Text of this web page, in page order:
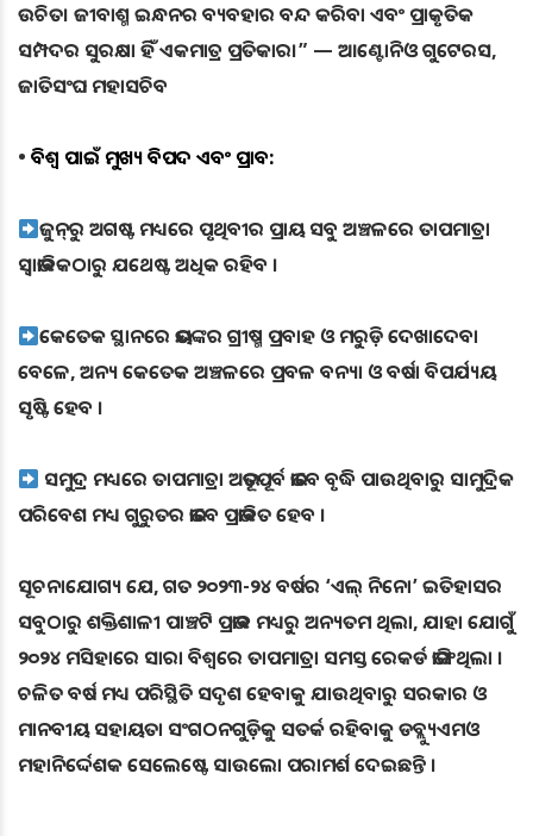
ଉଚିତ। ଜୀବାଶ୍ମ ଇନ୍ଧନର ବ୍ୟବହାର ବନ୍ଦ କରିବା ଏବଂ ପ୍ରାକୃତିକ
ସମ୍ପଦର ସୁରକ୍ଷା ହିଁ ଏକମାତ୍ର ପ୍ରତିକାର।” — ଆଣ୍ଟୋନିଓ ଗୁଟେରସ,
ଜାତିସଂଘ ମହାସଚିବ
• ବିଶ୍ୱ ପାଇଁ ମୁଖ୍ୟ ବିପଦ ଏବଂ ପ୍ରଭାବ:
ଜୁନ୍‌ରୁ ଅଗଷ୍ଟ ମଧ୍ୟରେ ପୃଥିବୀର ପ୍ରାୟ ସବୁ ଅଞ୍ଚଳରେ ତାପମାତ୍ରା
ସ୍ବାଭାବିକଠାରୁ ଯଥେଷ୍ଟ ଅଧିକ ରହିବ ।
କେତେକ ସ୍ଥାନରେ ଭୟଙ୍କର ଗ୍ରୀଷ୍ମ ପ୍ରବାହ ଓ ମରୁଡ଼ି ଦେଖାଦେବା
ବେଳେ, ଅନ୍ୟ କେତେକ ଅଞ୍ଚଳରେ ପ୍ରବଳ ବନ୍ୟା ଓ ବର୍ଷା ବିପର୍ଯ୍ୟୟ
ସୃଷ୍ଟି ହେବ ।
ସମୁଦ୍ର ମଧ୍ୟରେ ତାପମାତ୍ରା ଅଭୂତପୂର୍ବ ଭାବେ ବୃଦ୍ଧି ପାଉଥିବାରୁ ସାମୁଦ୍ରିକ
ପରିବେଶ ମଧ୍ୟ ଗୁରୁତର ଭାବେ ପ୍ରଭାବିତ ହେବ ।
ସୂଚନାଯୋଗ୍ୟ ଯେ, ଗତ ୨୦୨୩-୨୪ ବର୍ଷର ‘ଏଲ୍ ନିନୋ’ ଇତିହାସର
ସବୁଠାରୁ ଶକ୍ତିଶାଳୀ ପାଞ୍ଚଟି ପ୍ରଭାବ ମଧ୍ୟରୁ ଅନ୍ୟତମ ଥିଲା, ଯାହା ଯୋଗୁଁ
୨୦୨୪ ମସିହାରେ ସାରା ବିଶ୍ୱରେ ତାପମାତ୍ରା ସମସ୍ତ ରେକର୍ଡ ଭାଙ୍ଗିଥିଲା ।
ଚଳିତ ବର୍ଷ ମଧ୍ୟ ପରିସ୍ଥିତି ସଦୃଶ ହେବାକୁ ଯାଉଥିବାରୁ ସରକାର ଓ
ମାନବୀୟ ସହାୟତା ସଂଗଠନଗୁଡ଼ିକୁ ସତର୍କ ରହିବାକୁ ଡବ୍ଲ୍ୟୁଏମଓ
ମହାନିର୍ଦ୍ଦେଶକ ସେଲେଷ୍ଟେ ସାଉଲୋ ପରାମର୍ଶ ଦେଇଛନ୍ତି ।